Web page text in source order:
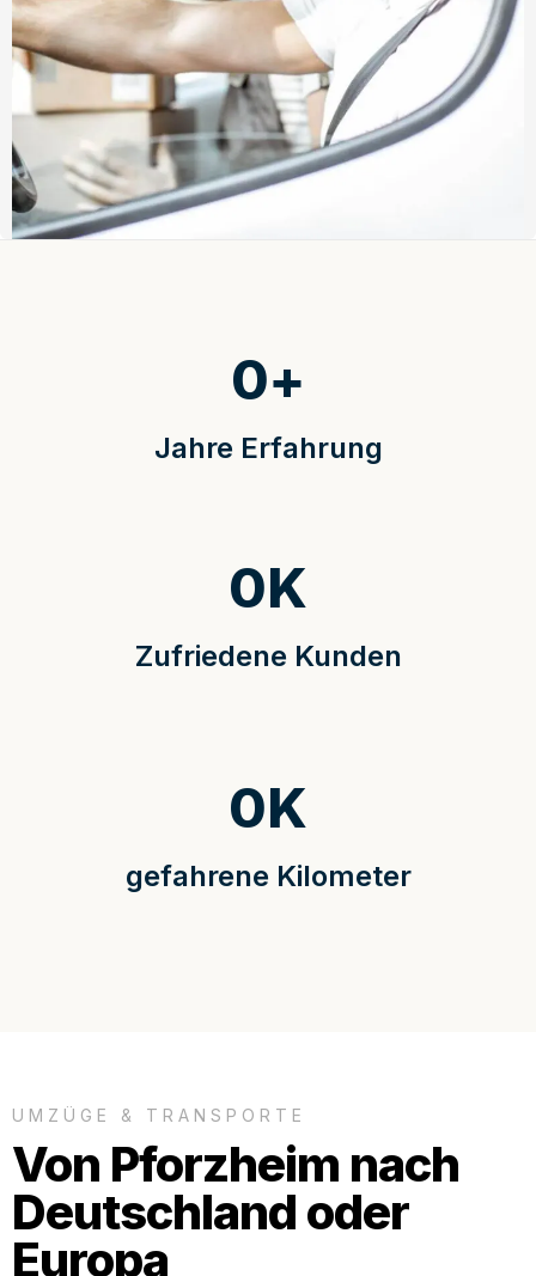
Jahre Erfahrung
0+
Zufriedene Kunden
0K
gefahrene Kilometer
0K
UMZÜGE & TRANSPORTE
Von Pforzheim nach
Deutschland oder
Europa